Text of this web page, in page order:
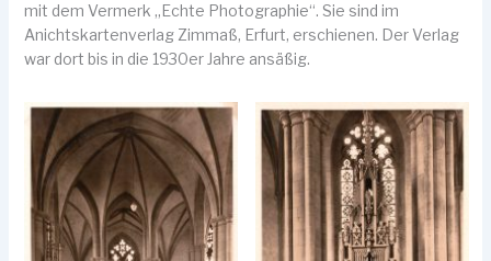
mit dem Vermerk „Echte Photographie“. Sie sind im
Anichtskartenverlag Zimmaß, Erfurt, erschienen. Der Verlag
war dort bis in die 1930er Jahre ansäßig.